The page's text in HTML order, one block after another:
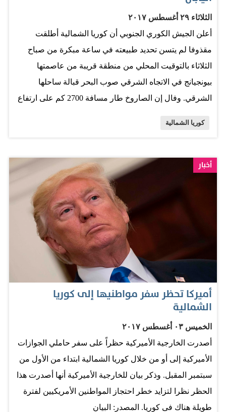
كل من مركز شبكات الزلازل الصيني وهيئة المسح
على مقياس ريختر بالقرب من موقع التجارب النووية في
كوريا الشمالية». وبعد ساعة من وقوع الهزة الأرضية، أعلنت
وكالة أنباء «يونهاب» الكورية الجنوبية وقوع هزة ثانية بلغت
قوتها…
الثلاثاء ٢٩ أغسطس ٢٠١٧
أعلن الجيش الكوري الجنوبي أن كوريا الشمالية أطلقت
مقذوفا لم يتسن تحديد طبيعته في ساعة مبكرة من صباح
الثلاثاء بالتوقيت المحلي من منطقة قريبة من عاصمتها
بيونجيانج في الاتجاه الشرقي صوب البحر قبالة ساحلها
الشرقي. وفال إن الصاروخ طار مسافة 2700 كم على ارتفاع
إزاء صاروخ محتمل من كوريا الشمالية. وقال رئيس الحكومة
اليابانية بأن بلاده ستتخذ كل الاجراءات لضمان أمن اليابانيين.
كوريا الشمالية
أخبار
أميركا تحظر سفر مواطنيها إلى كوريا
الشمالية
الخميس ٠٣ أغسطس ٢٠١٧
أصدرت الخارجية الأميركية حظراً على سفر حاملي الجوازات
الأميركية إلى أو من خلال كوريا الشمالية ابتداء من الأول من
سبتمبر المقبل. وذكر بيان للخارجية الأميركية أنها أصدرت هذا
الحظر نظرا لتزايد خطر احتجاز المواطنين الأمريكيين لفترة
طويلة هناك فى كوريا. المصدر: البيان